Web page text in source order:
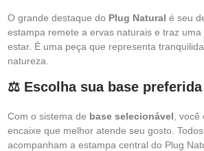
O grande destaque do Plug Natural é seu
estampa remete a ervas naturais e traz
estar. É uma peça que representa
natureza.
⚖️ Escolha sua base preferida
Com o sistema de base selecionável ,
encaixe que melhor atende seu gosto.
acompanham a estampa central do Plug